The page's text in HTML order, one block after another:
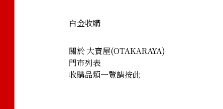
白金收購
關於 大寶屋(OTAKARAYA)
門市列表
收購品類一覽請按此